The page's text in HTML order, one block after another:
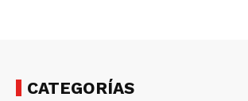
CATEGORÍAS